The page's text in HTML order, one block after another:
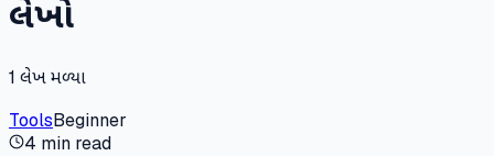
લેખો
1 લેખ મળ્યા
ToolsBeginner
4 min read